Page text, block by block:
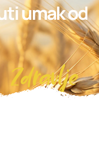
umak od
Zdravlje